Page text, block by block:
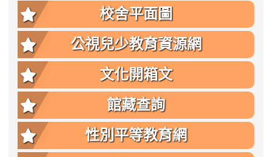
點
校舍平面圖
公視兒少教育資源網
文化開箱文
館藏查詢
性別平等教育網